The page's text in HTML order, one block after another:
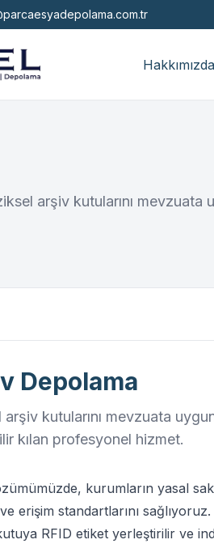
Hakkımızda
arşiv kutularını mevzuata
Depolama
arşiv kutularını mevzuata
kılan profesyonel hizmet.
kurumların yasal
erişim standartlarını
kutuya RFID etiket yerleştirilir ve